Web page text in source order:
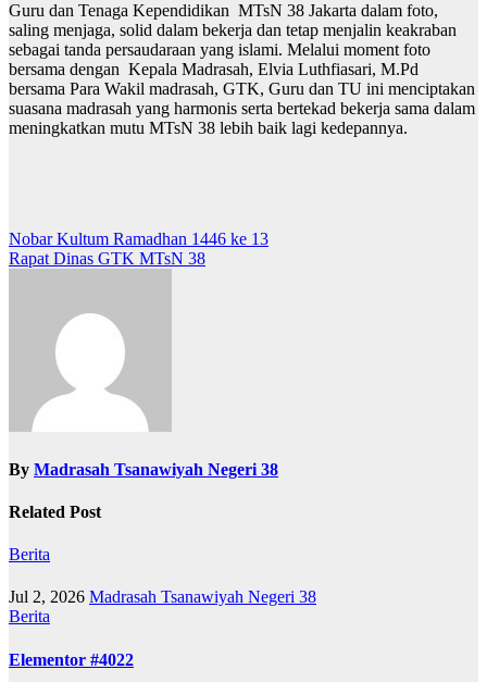
Guru dan Tenaga Kependidikan MTsN 38 Jakarta dalam foto,
saling menjaga, solid dalam bekerja dan tetap menjalin keakraban
sebagai tanda persaudaraan yang islami. Melalui moment foto
bersama dengan Kepala Madrasah, Elvia Luthfiasari, M.Pd
bersama Para Wakil madrasah, GTK, Guru dan TU ini menciptakan
suasana madrasah yang harmonis serta bertekad bekerja sama dalam
meningkatkan mutu MTsN 38 lebih baik lagi kedepannya.
Post
navigation
Nobar Kultum Ramadhan 1446 ke 13
Rapat Dinas GTK MTsN 38
By Madrasah Tsanawiyah Negeri 38
Related Post
Berita
Jul 2, 2026 Madrasah Tsanawiyah Negeri 38
Berita
Elementor #4022